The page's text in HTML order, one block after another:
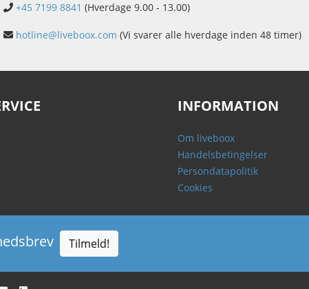
+45 7199 8841 (Hverdage 9.00 - 13.00)
hotline@liveboox.com (Vi svarer alle hverdage inden 48 timer)
INFORMATION
Om liveboox
Handelsbetingelser
Persondatapolitik
Cookies
Tilmeld!